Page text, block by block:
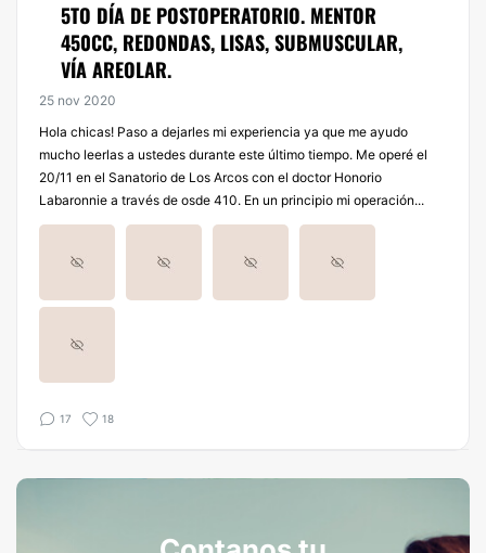
5TO DÍA DE POSTOPERATORIO. MENTOR
450CC, REDONDAS, LISAS, SUBMUSCULAR,
VÍA AREOLAR.
25 nov 2020
Hola chicas! Paso a dejarles mi experiencia ya que me ayudo
mucho leerlas a ustedes durante este último tiempo. Me operé el
20/11 en el Sanatorio de Los Arcos con el doctor Honorio
Labaronnie a través de osde 410. En un principio mi operación...
17 18